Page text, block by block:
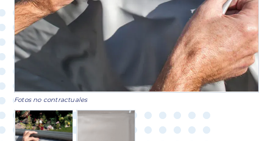
Fotos no contractuales